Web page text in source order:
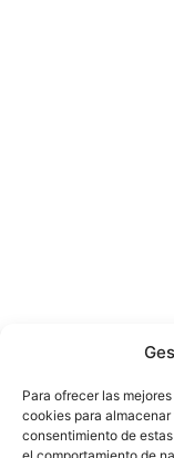
Para ofrecer las
cookies para
consentimiento de